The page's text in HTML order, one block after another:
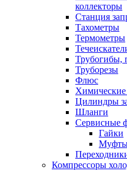
коллекторы
Станция
Тахометры
Термометры
Трубогибы,
Труборезы
Флюс
Цилиндры
Шланги
Сервисные
Гайки
Муфты
Компрессоры